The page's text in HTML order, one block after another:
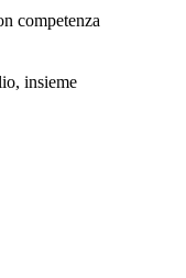
competenza
insieme